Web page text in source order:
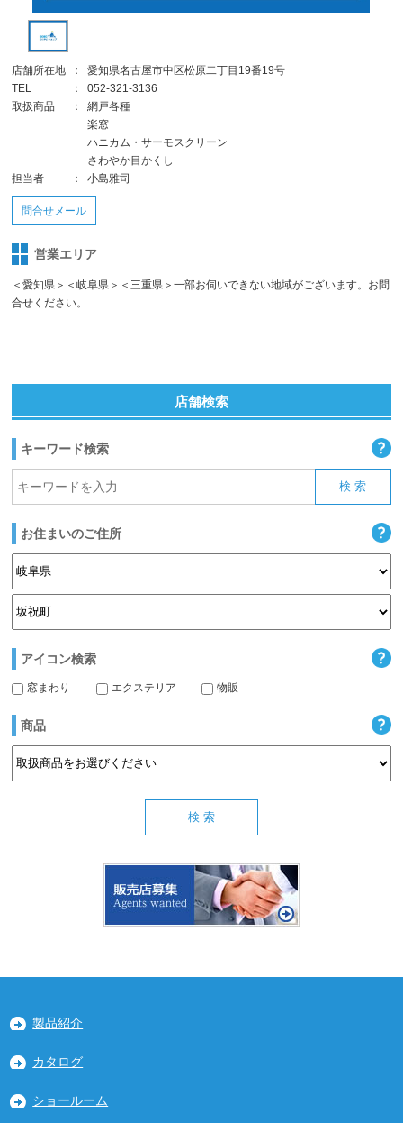
店舗所在地 ：
愛知県名古屋市中区松原二丁目19番19号
TEL
：
052-321-3136
取扱商品
：
網戸各種
楽窓
ハニカム・サーモスクリーン
さわやか目かくし
担当者
： 小島雅司
問合せメール
営業エリア
＜愛知県＞＜岐阜県＞＜三重県＞一部お伺いできない地域がございます。お問
合せください。
店舗検索
キーワード検索
お住まいのご住所
アイコン検索
窓まわり エクステリア 物販
商品
製品紹介
カタログ
ショールーム